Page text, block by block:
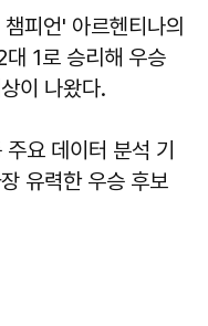
피언' 아르헨티나의
1로 승리해 우승
이 나왔다.
요 데이터 분석 기
유력한 우승 후보